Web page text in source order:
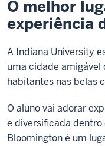
O melhor
experiência
A Indiana University
uma cidade
habitantes nas belas
O aluno vai adorar
e diversificada dentro
Bloomington é um